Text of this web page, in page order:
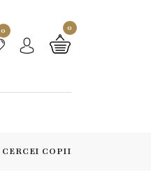
0 0
CERCEI COPII